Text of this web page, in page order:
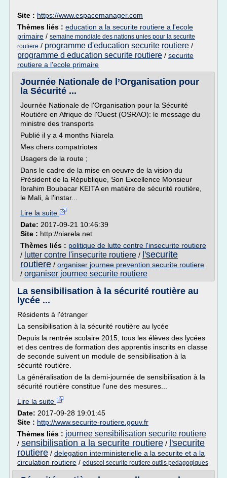
Site : https://www.espacemanager.com
Thèmes liés : education a la securite routiere a l'ecole
primaire / semaine mondiale des nations unies pour la securite
routiere / programme d'education securite routiere /
programme d education securite routiere / securite
routiere a l'ecole primaire
Journée Nationale de l’Organisation pour
la Sécurité ...
Journée Nationale de l'Organisation pour la Sécurité
Routière en Afrique de l'Ouest (OSRAO): le message du
ministre des transports
Publié il y a 4 months Niarela
Mes chers compatriotes
Usagers de la route ;
Dans le cadre de la mise en oeuvre de la vision du
Président de la République, Son Excellence Monsieur
Ibrahim Boubacar KEITA en matière de sécurité routière,
le Mali, à l'instar...
Lire la suite
Date: 2017-09-21 10:46:39
Site : http://niarela.net
Thèmes liés : politique de lutte contre l'insecurite routiere
/ lutter contre l'insecurite routiere / l'securite
routiere / organiser journee prevention securite routiere
/ organiser journee securite routiere
La sensibilisation à la sécurité routière au
lycée ...
Résidents à l'étranger
La sensibilisation à la sécurité routière au lycée
Depuis la rentrée scolaire 2015, tous les élèves des lycées
et des centres de formation des apprentis inscrits en classe
de seconde suivent un module de sensibilisation à la
sécurité routière.
La généralisation de la demi-journée de sensibilisation à la
sécurité routière constitue l'une des mesures...
Lire la suite
Date: 2017-09-28 19:01:45
Site : http://www.securite-routiere.gouv.fr
Thèmes liés : journee sensibilisation securite routiere
/ sensibilisation a la securite routiere / l'securite
routiere / delegation interministerielle a la securite et a la
circulation routiere / eduscol securite routiere outils pedagogiques